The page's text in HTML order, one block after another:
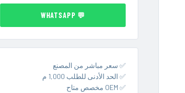
💬 WHATSAPP
✅ سعر مباشر من المصنع
✅ الحد الأدنى للطلب 1,000 م
✅ OEM مخصص متاح